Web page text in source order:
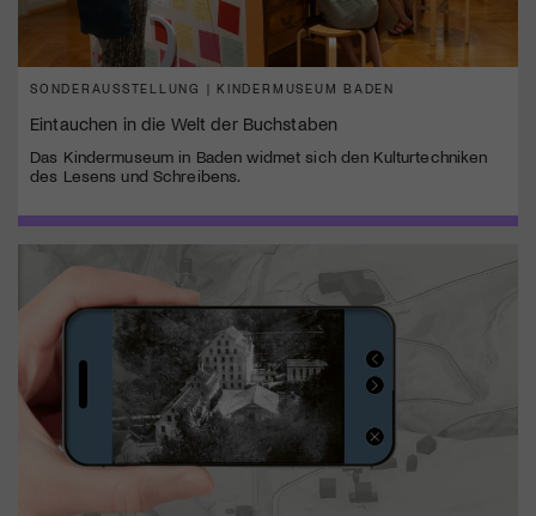
SONDERAUSSTELLUNG | KINDERMUSEUM BADEN
Eintauchen in die Welt der Buchstaben
Das Kindermuseum in Baden widmet sich den Kulturtechniken
des Lesens und Schreibens.